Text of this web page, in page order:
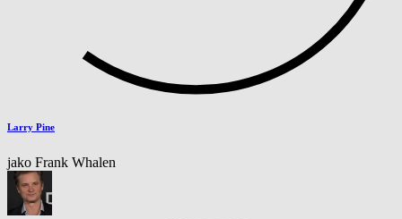
Larry Pine
jako Frank Whalen